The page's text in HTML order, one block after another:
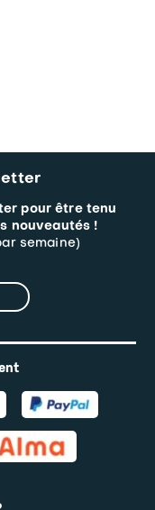
pour être tenu
nouveautés !
semaine)